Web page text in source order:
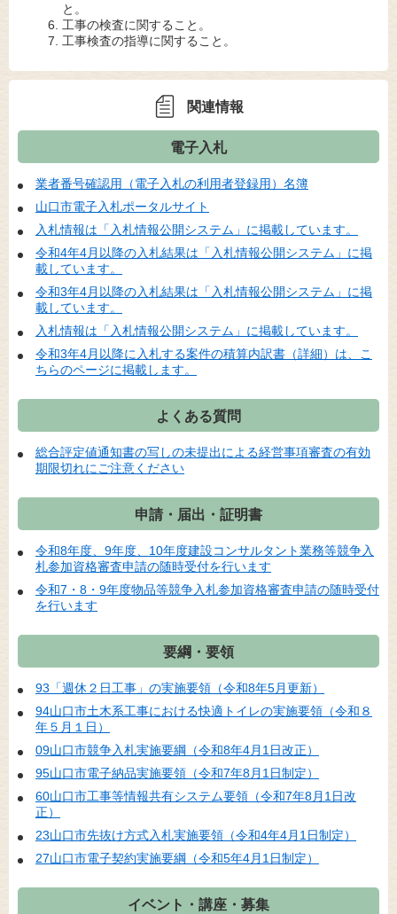
と。
工事の検査に関すること。
工事検査の指導に関すること。
関連情報
電子入札
業者番号確認用（電子入札の利用者登録用）名簿
山口市電子入札ポータルサイト
入札情報は「入札情報公開システム」に掲載しています。
令和4年4月以降の入札結果は「入札情報公開システム」に掲
載しています。
令和3年4月以降の入札結果は「入札情報公開システム」に掲
載しています。
入札情報は「入札情報公開システム」に掲載しています。
令和3年4月以降に入札する案件の積算内訳書（詳細）は、こ
ちらのページに掲載します。
よくある質問
総合評定値通知書の写しの未提出による経営事項審査の有効
期限切れにご注意ください
申請・届出・証明書
令和8年度、9年度、10年度建設コンサルタント業務等競争入
札参加資格審査申請の随時受付を行います
令和7・8・9年度物品等競争入札参加資格審査申請の随時受付
を行います
要綱・要領
93「週休２日工事」の実施要領（令和8年5月更新）
94山口市土木系工事における快適トイレの実施要領（令和８
年５月１日）
09山口市競争入札実施要綱（令和8年4月1日改正）
95山口市電子納品実施要領（令和7年8月1日制定）
60山口市工事等情報共有システム要領（令和7年8月1日改
正）
23山口市先抜け方式入札実施要領（令和4年4月1日制定）
27山口市電子契約実施要綱（令和5年4月1日制定）
イベント・講座・募集